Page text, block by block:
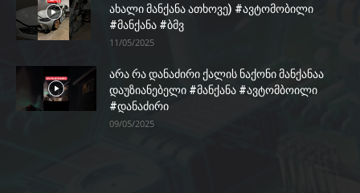
ახალი მანქანა ათხოვე) #ავტომობილი
#მანქანა #ბმვ
11/05/2025
არა რა დანაძირი ქალის ნაქონი მანქანაა
დაუზიანებელი #მანქანა #ავტომბოილი
#დანაძირი
09/05/2025